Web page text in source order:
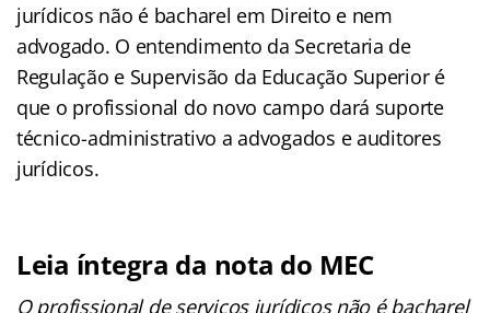
jurídicos não é bacharel em Direito e nem
advogado. O entendimento da Secretaria de
Regulação e Supervisão da Educação Superior é
que o profissional do novo campo dará suporte
técnico-administrativo a advogados e auditores
jurídicos.
Leia íntegra da nota do MEC
O profissional de serviços jurídicos não é bacharel